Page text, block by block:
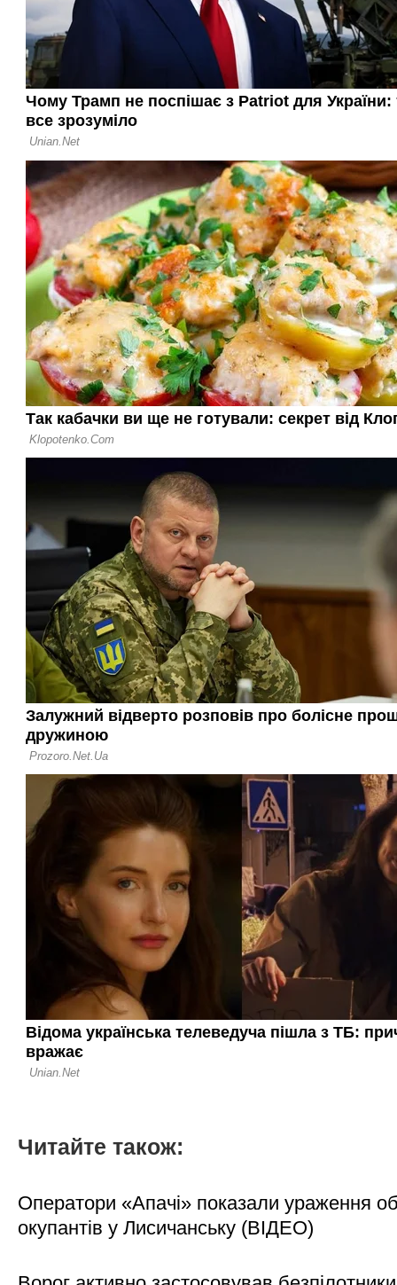
Читайте також:
Оператори «Апачі» показали ураження
окупантів у Лисичанську (ВІДЕО)